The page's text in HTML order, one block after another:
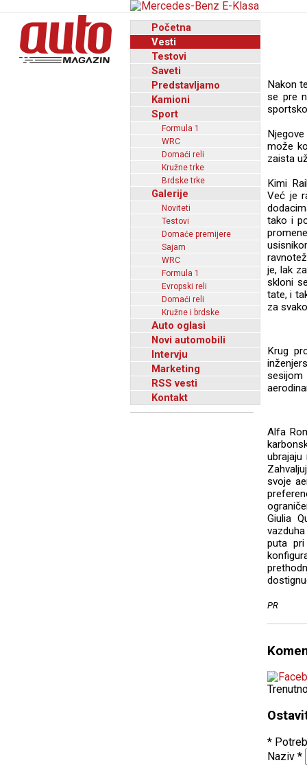
Početna
Vesti
Testovi
Saveti
Predstavljamo
Kamioni
Sport
Formula 1
WRC
Domaći reli
Kružne trke
Brdske trke
Galerije
Noviteti
Testovi
Domaće premijere
Sajam
WRC
Formula 1
Evropski reli
Domaći reli
Kružne i brdske
Auto oglasi
Novi automobili
Intervju
Marketing
RSS vesti
Kontakt
Nakon
se pre
može
zaista
Kimi
Već je
tako i
je, lak
skloni
tate, i
za
Krug
Alfa
ubrajaju
svoje
Giulia
puta pri
PR
*
Naziv *